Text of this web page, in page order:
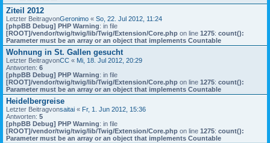
Ziteil 2012
Letzter BeitragvonGeronimo « So, 22. Jul 2012, 11:24
[phpBB Debug] PHP Warning: in file
[ROOT]/vendor/twig/twig/lib/Twig/Extension/Core.php on line 1275: count():
Parameter must be an array or an object that implements Countable
Wohnung in St. Gallen gesucht
Letzter BeitragvonCC « Mi, 18. Jul 2012, 20:29
Antworten: 6
[phpBB Debug] PHP Warning: in file
[ROOT]/vendor/twig/twig/lib/Twig/Extension/Core.php on line 1275: count():
Parameter must be an array or an object that implements Countable
Heidelbergreise
Letzter Beitragvonsaitai « Fr, 1. Jun 2012, 15:36
Antworten: 5
[phpBB Debug] PHP Warning: in file
[ROOT]/vendor/twig/twig/lib/Twig/Extension/Core.php on line 1275: count():
Parameter must be an array or an object that implements Countable